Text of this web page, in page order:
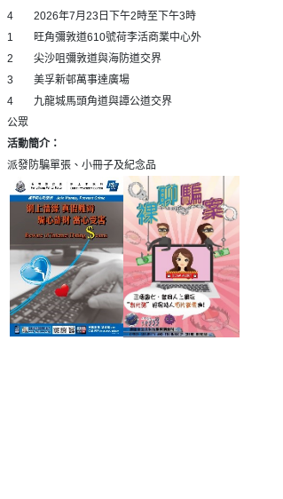
4
2026年7月23日下午2時至下午3時
1
2
3
4
旺角彌敦道610號荷李活商業中心外
尖沙咀彌敦道與海防道交界
美孚新邨萬事達廣場
九龍城馬頭角道與譚公道交界
公眾
活動簡介：
派發防騙單張、小冊子及紀念品